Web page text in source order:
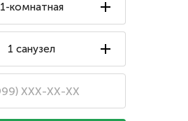
1-комнатная
1 санузел